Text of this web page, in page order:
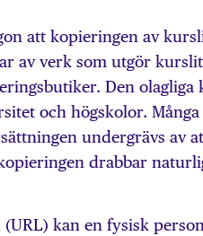
att kopieringen av
av verk som utgör
Den olagliga
och högskolor.
undergrävs av
drabbar
(URL) kan en fysisk